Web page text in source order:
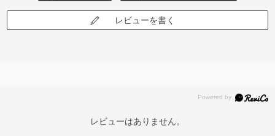
レビューを書く
レビューはありません。